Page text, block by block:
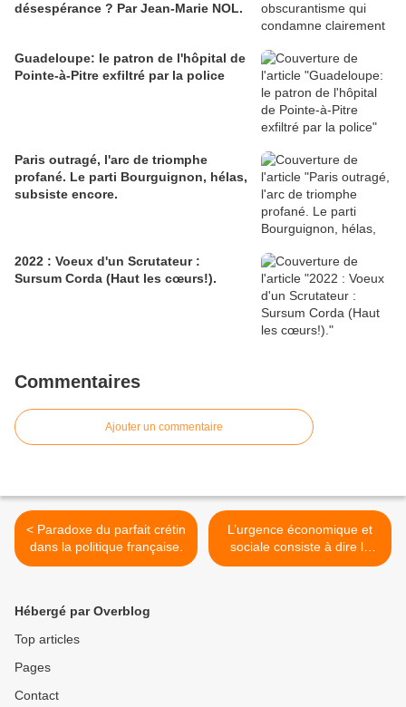
désespérance ? Par Jean-Marie NOL.
Guadeloupe: le patron de l'hôpital de
Pointe-à-Pitre exfiltré par la police
Paris outragé, l'arc de triomphe
profané. Le parti Bourguignon, hélas,
subsiste encore.
2022 : Voeux d'un Scrutateur :
Sursum Corda (Haut les cœurs!).
Commentaires
Ajouter un commentaire
< Paradoxe du parfait crétin
dans la politique française.
L’urgence économique et
sociale consiste à dire la
vérité aux guadeloupéens
Hébergé par Overblog
Top articles
Pages
Contact